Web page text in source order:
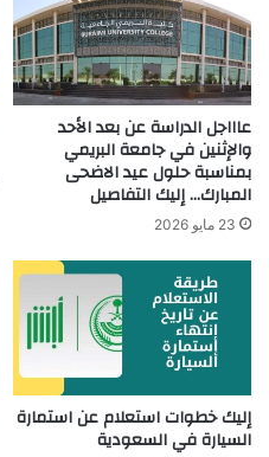
عاااجل الدراسة عن بعد الأحد
والإثنين في جامعة البريمي
بمناسبة حلول عيد الاضحى
المبارك… إليك التفاصيل
23 مايو 2026
إليك خطوات استعلام عن استمارة
السيارة في السعودية